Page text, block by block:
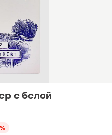
с белой